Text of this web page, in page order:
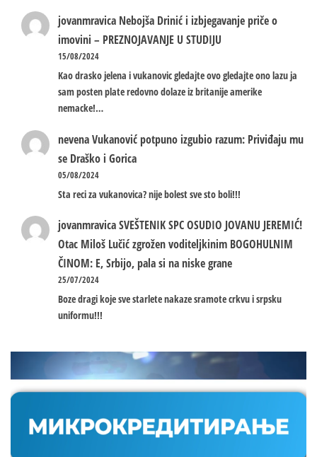
jovanmravica Nebojša Drinić i izbjegavanje priče o
imovini – PREZNOJAVANJE U STUDIJU
15/08/2024
Kao drasko jelena i vukanovic gledajte ovo gledajte ono lazu ja
sam posten plate redovno dolaze iz britanije amerike
nemacke!…
nevenaVukanović potpuno izgubio razum: Priviđaju mu
se Draško i Gorica
05/08/2024
Sta reci za vukanovica? nije bolest sve sto boli!!!
jovanmravicaSVEŠTENIK SPC OSUDIO JOVANU JEREMIĆ!
Otac Miloš Lučić zgrožen voditeljkinim BOGOHULNIM
ČINOM: E, Srbijo, pala si na niske grane
25/07/2024
Boze dragi koje sve starlete nakaze sramote crkvu i srpsku
uniformu!!!